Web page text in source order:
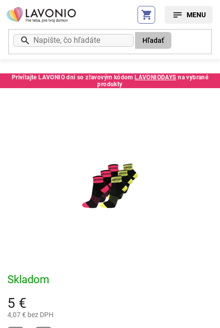
Prejsť
na
obsah
Privítajte LAVONIO dni so zľavovým kódom LAVONIODAYS na vybrané
produkty
Hľadať
Kód: 252276SC
5 €
4,07 € bez DPH
Skladom